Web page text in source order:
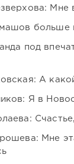
Мне
больше
под
А
Я в
Мне